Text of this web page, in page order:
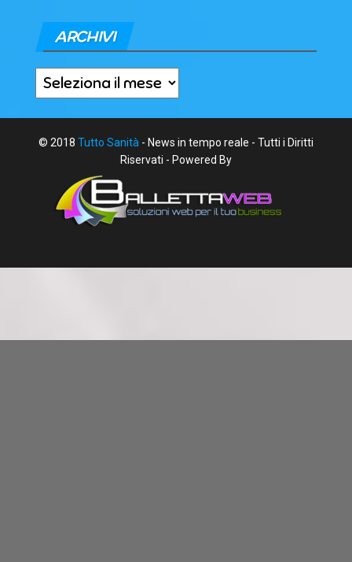
ARCHIVI
Archivi
© 2018 Tutto Sanità - News in tempo reale - Tutti i Diritti
Riservati - Powered By